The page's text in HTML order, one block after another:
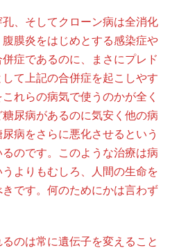
孔、そしてクローン病は全消化
膜炎をはじめとする感染症や
症であるのに、まさにプレド
て上記の合併症を起こしやす
れらの病気で使うのかが全く
尿病があるのに気安く他の病
病をさらに悪化させるという
のです。このような治療は病
よりもむしろ、人間の生命を
です。何のためにかは言わず
のは常に遺伝子を変えること